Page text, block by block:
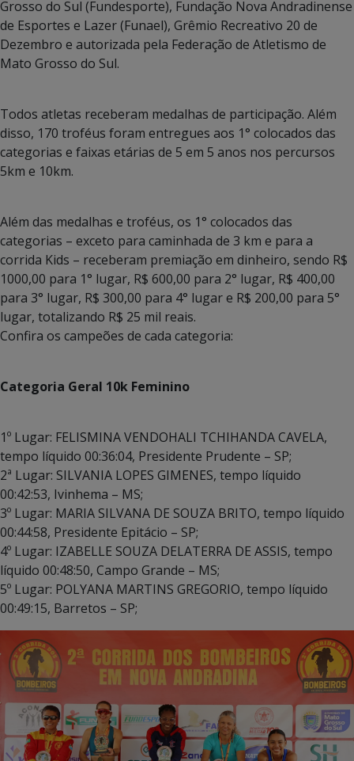
Grosso do Sul (Fundesporte), Fundação Nova Andradinense
de Esportes e Lazer (Funael), Grêmio Recreativo 20 de
Dezembro e autorizada pela Federação de Atletismo de
Mato Grosso do Sul.
Todos atletas receberam medalhas de participação. Além
disso, 170 troféus foram entregues aos 1° colocados das
categorias e faixas etárias de 5 em 5 anos nos percursos
5km e 10km.
Além das medalhas e troféus, os 1° colocados das
categorias – exceto para caminhada de 3 km e para a
corrida Kids – receberam premiação em dinheiro, sendo R$
1000,00 para 1° lugar, R$ 600,00 para 2° lugar, R$ 400,00
para 3° lugar, R$ 300,00 para 4° lugar e R$ 200,00 para 5°
lugar, totalizando R$ 25 mil reais.
Confira os campeões de cada categoria:
Categoria Geral 10k Feminino
1º Lugar: FELISMINA VENDOHALI TCHIHANDA CAVELA,
tempo líquido 00:36:04, Presidente Prudente – SP;
2ª Lugar: SILVANIA LOPES GIMENES, tempo líquido
00:42:53, Ivinhema – MS;
3º Lugar: MARIA SILVANA DE SOUZA BRITO, tempo líquido
00:44:58, Presidente Epitácio – SP;
4º Lugar: IZABELLE SOUZA DELATERRA DE ASSIS, tempo
líquido 00:48:50, Campo Grande – MS;
5º Lugar: POLYANA MARTINS GREGORIO, tempo líquido
00:49:15, Barretos – SP;